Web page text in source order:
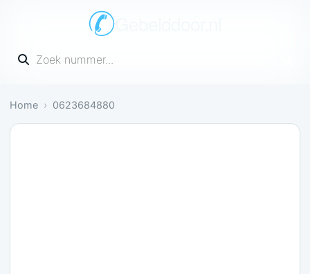
Gebelddoor.nl
Vul een telefoonnummer in
Home 0623684880